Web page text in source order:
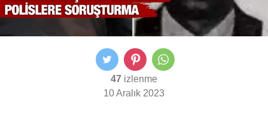
47 izlenme
10 Aralık 2023